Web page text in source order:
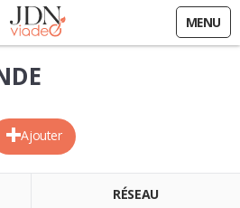
MENU
Ajouter
RÉSEAU